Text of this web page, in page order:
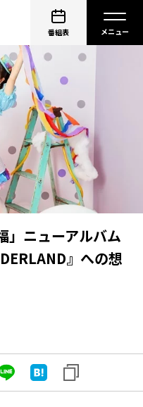
番組表
」ニューアルバム
』への想